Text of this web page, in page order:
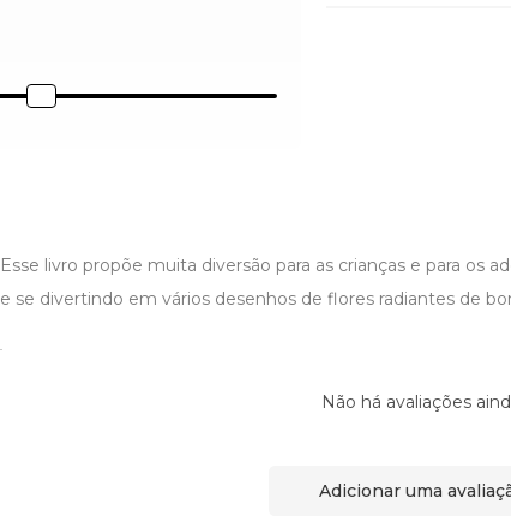
Esse livro propõe muita diversão para as crianças e para os
e se divertindo em vários desenhos de flores radiantes de
Não há avaliações
Adicionar uma